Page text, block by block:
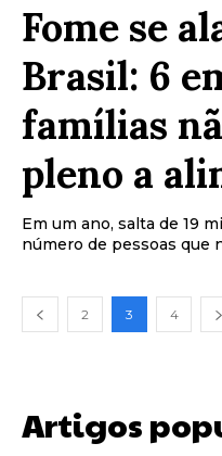
Fome se
Brasil: 6
famílias
pleno a
Em um ano, salta de 19
número de pessoas que
2 3 4
Artigos